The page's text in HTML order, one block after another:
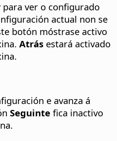
para ver o configurado
actual non se
botón móstrase activo
Atrás estará activado
e avanza á
Seguinte fica inactivo